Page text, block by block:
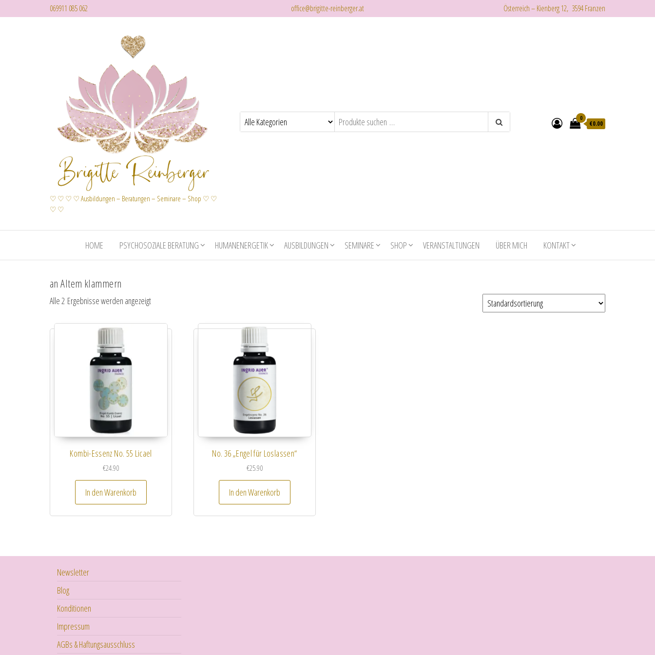
069911 085 062 office@brigitte-reinberger.at Österreich – Kienberg 12, 3594 Franzen
♡ ♡ ♡ ♡ Ausbildungen – Beratungen – Seminare – Shop ♡ ♡
♡ ♡
0
€0.00
HOME PSYCHOSOZIALE BERATUNG HUMANENERGETIK AUSBILDUNGEN SEMINARE SHOP VERANSTALTUNGEN ÜBER MICH KONTAKT
an Altem klammern
Alle 2 Ergebnisse werden angezeigt
Kombi-Essenz No. 55 Licael
€24.90
In den Warenkorb
No. 36 „Engel für Loslassen“
€25.90
In den Warenkorb
Newsletter
Blog
Konditionen
Impressum
AGBs & Haftungsausschluss